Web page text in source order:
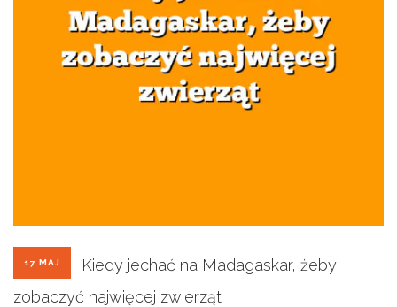
17 MAJ
Kiedy jechać na Madagaskar, żeby
zobaczyć najwięcej zwierząt